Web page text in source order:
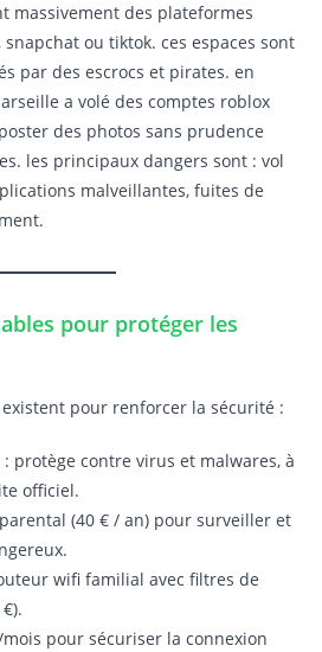
massivement des plateformes
ou tiktok. ces espaces sont
par des escrocs et pirates. en
a volé des comptes roblox
des photos sans prudence
les principaux dangers sont : vol
malveillantes, fuites de
pour protéger les
pour renforcer la sécurité :
: protège contre virus et malwares, à
officiel.
(40 € / an) pour surveiller et
wifi familial avec filtres de
pour sécuriser la connexion